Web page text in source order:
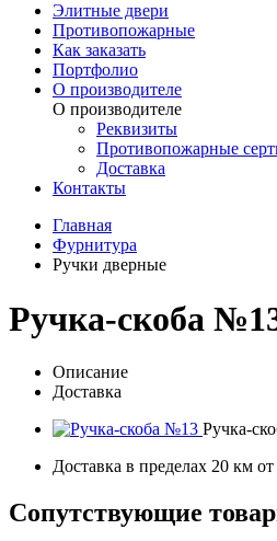
Элитные двери
Противопожарные
Как заказать
Портфолио
О производителе
О производителе
Реквизиты
Противопожарные
Доставка
Контакты
Главная
Фурнитура
Ручки дверные
Ручка-скоба
Описание
Доставка
Ручка-
Доставка в пределах 20 км
Сопутствующие